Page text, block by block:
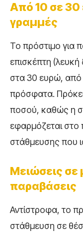
Από 10 σε 30
γραμμές
Το πρόστιμο για
επισκέπτη (λευκή
στα 30 ευρώ, από
πρόσφατα.
ποσού, καθώς η
εφαρμόζεται στο
στάθμευσης που
Μειώσεις σε
παραβάσεις
Αντίστροφα, το
στάθμευση σε